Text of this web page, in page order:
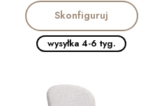
Skonfiguruj
wysyłka 4-6 tyg.